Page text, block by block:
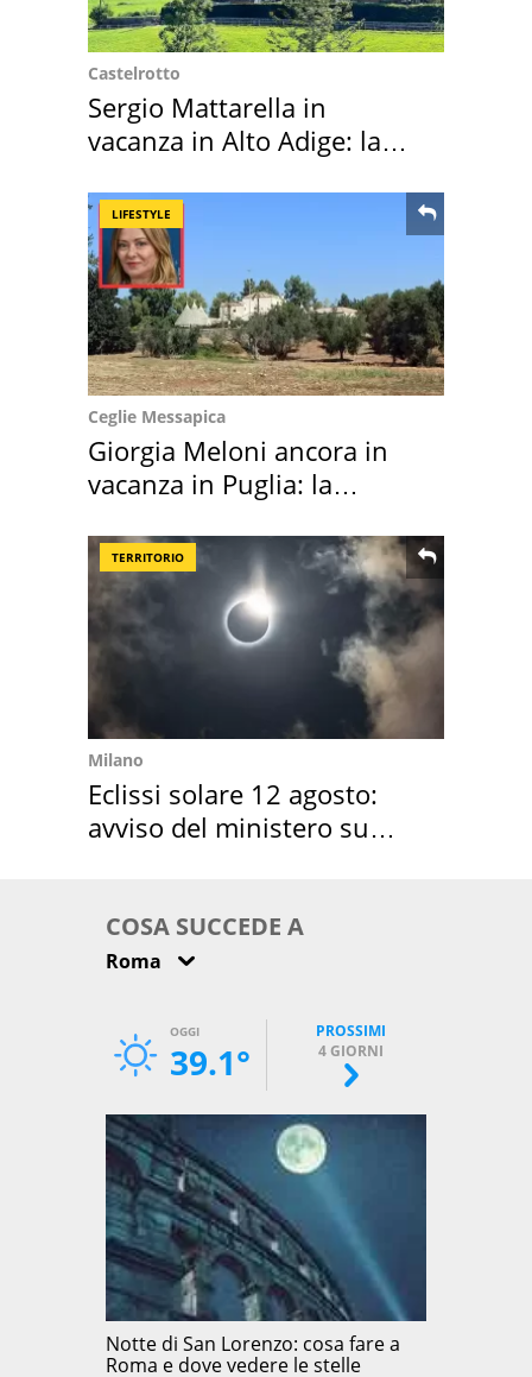
Castelrotto
Sergio Mattarella in
vacanza in Alto Adige: la
LIFESTYLE
Ceglie Messapica
Giorgia Meloni ancora in
vacanza in Puglia: la
TERRITORIO
Milano
Eclissi solare 12 agosto:
avviso del ministero su